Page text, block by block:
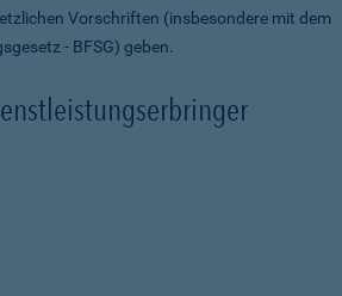
Vorschriften (insbesondere mit dem
- BFSG) geben.